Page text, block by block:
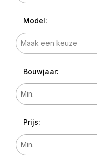
Model:
Bouwjaar:
Prijs: